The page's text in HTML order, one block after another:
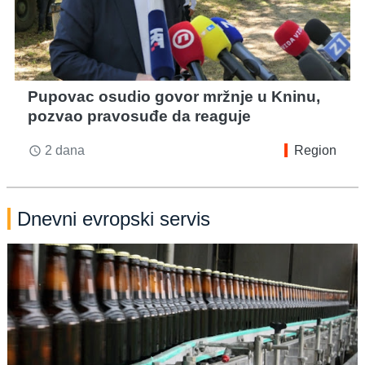
Pupovac osudio govor mržnje u Kninu,
pozvao pravosuđe da reaguje
access_time 2 dana Region
Dnevni evropski servis